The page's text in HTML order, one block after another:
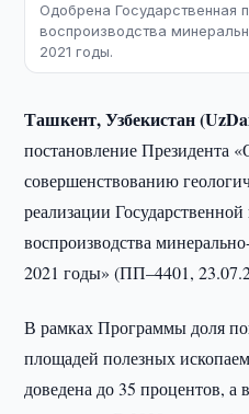
Одобрена Государственная
воспроизводства
2021 годы.
Ташкент, Узбекистан
постановление Президента
совершенствованию
реализации
воспроизводства
2021 годы» (ПП–4401,
В рамках Программы доля
площадей полезных
доведена до 35 процентов, а